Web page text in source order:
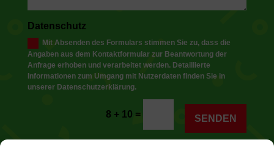
Datenschutz
Mit Absenden des Formulars stimmen Sie zu, dass die
Angaben aus dem Kontaktformular zur Beantwortung der
Anfrage erhoben und verarbeitet werden. Detaillierte
Informationen zum Umgang mit Nutzerdaten finden Sie in
unserer Datenschutzerklärung.
8 + 10 = SENDEN